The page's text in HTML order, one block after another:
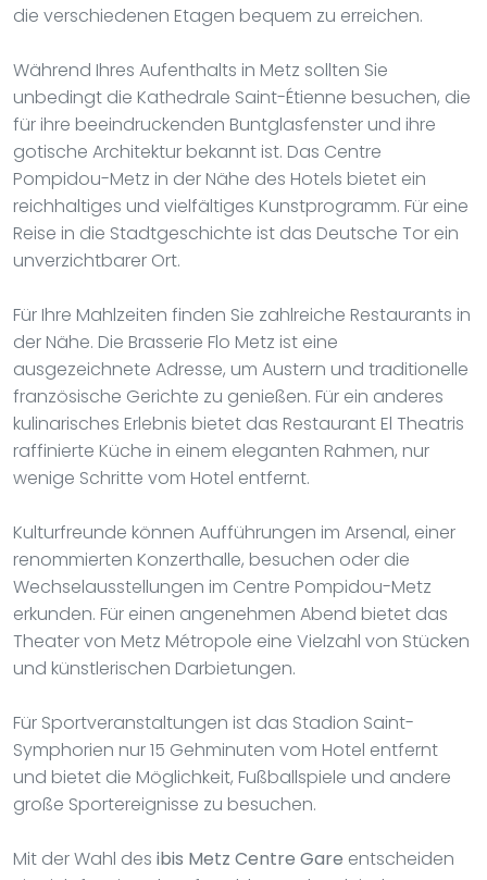
die verschiedenen Etagen bequem zu erreichen.
Während Ihres Aufenthalts in Metz sollten Sie
unbedingt die Kathedrale Saint-Étienne besuchen, die
für ihre beeindruckenden Buntglasfenster und ihre
gotische Architektur bekannt ist. Das Centre
Pompidou-Metz in der Nähe des Hotels bietet ein
reichhaltiges und vielfältiges Kunstprogramm. Für eine
Reise in die Stadtgeschichte ist das Deutsche Tor ein
unverzichtbarer Ort.
Für Ihre Mahlzeiten finden Sie zahlreiche Restaurants in
der Nähe. Die Brasserie Flo Metz ist eine
ausgezeichnete Adresse, um Austern und traditionelle
französische Gerichte zu genießen. Für ein anderes
kulinarisches Erlebnis bietet das Restaurant El Theatris
raffinierte Küche in einem eleganten Rahmen, nur
wenige Schritte vom Hotel entfernt.
Kulturfreunde können Aufführungen im Arsenal, einer
renommierten Konzerthalle, besuchen oder die
Wechselausstellungen im Centre Pompidou-Metz
erkunden. Für einen angenehmen Abend bietet das
Theater von Metz Métropole eine Vielzahl von Stücken
und künstlerischen Darbietungen.
Für Sportveranstaltungen ist das Stadion Saint-
Symphorien nur 15 Gehminuten vom Hotel entfernt
und bietet die Möglichkeit, Fußballspiele und andere
große Sportereignisse zu besuchen.
Mit der Wahl des ibis Metz Centre Gare entscheiden